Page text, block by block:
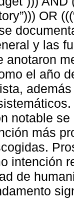
OR
y las
anotaron
el año
notable
más
intención
de